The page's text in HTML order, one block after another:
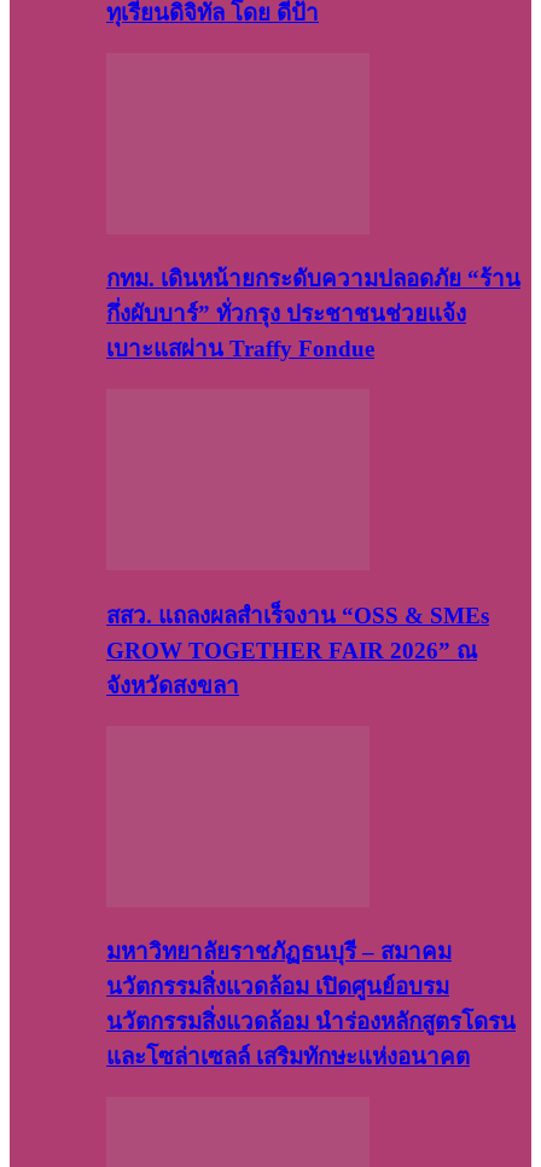
ทุเรียนดิจิทัล โดย ดีป้า
กทม. เดินหน้ายกระดับความปลอดภัย “ร้าน
กึ่งผับบาร์” ทั่วกรุง ประชาชนช่วยแจ้ง
เบาะแสผ่าน Traffy Fondue
สสว. แถลงผลสำเร็จงาน “OSS & SMEs
GROW TOGETHER FAIR 2026” ณ
จังหวัดสงขลา
มหาวิทยาลัยราชภัฏธนบุรี – สมาคม
นวัตกรรมสิ่งแวดล้อม เปิดศูนย์อบรม
นวัตกรรมสิ่งแวดล้อม นำร่องหลักสูตรโดรน
และโซล่าเซลล์ เสริมทักษะแห่งอนาคต